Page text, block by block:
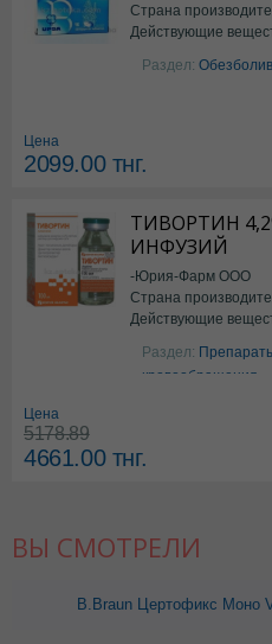
Страна
Действующие
Парацетамол
Раздел:
Цена
2099.00тнг.
ТИВОРТИН
ИНФУЗИЙ
-Юрия-Фарм ООО
Страна
Действующие
Аргинин
Раздел:
кровообращения
Цена
5178.89
4661.00тнг.
ВЫ СМОТРЕЛИ
B.Braun Цертофикс Моно